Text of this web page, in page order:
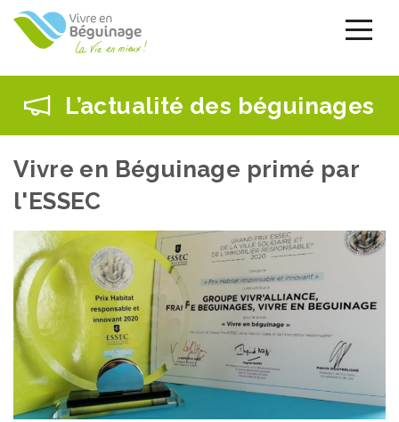
Aller
contenu
L’actualité des béguinages
Vivre en Béguinage primé par
l'ESSEC